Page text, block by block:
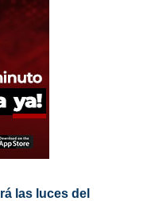
las luces del